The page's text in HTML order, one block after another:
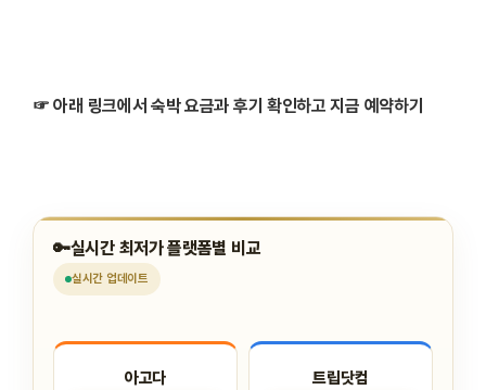
☞ 아래 링크에서 숙박 요금과 후기 확인하고 지금 예약하기
🔑실시간 최저가 플랫폼별 비교
실시간 업데이트
아고다 트립닷컴